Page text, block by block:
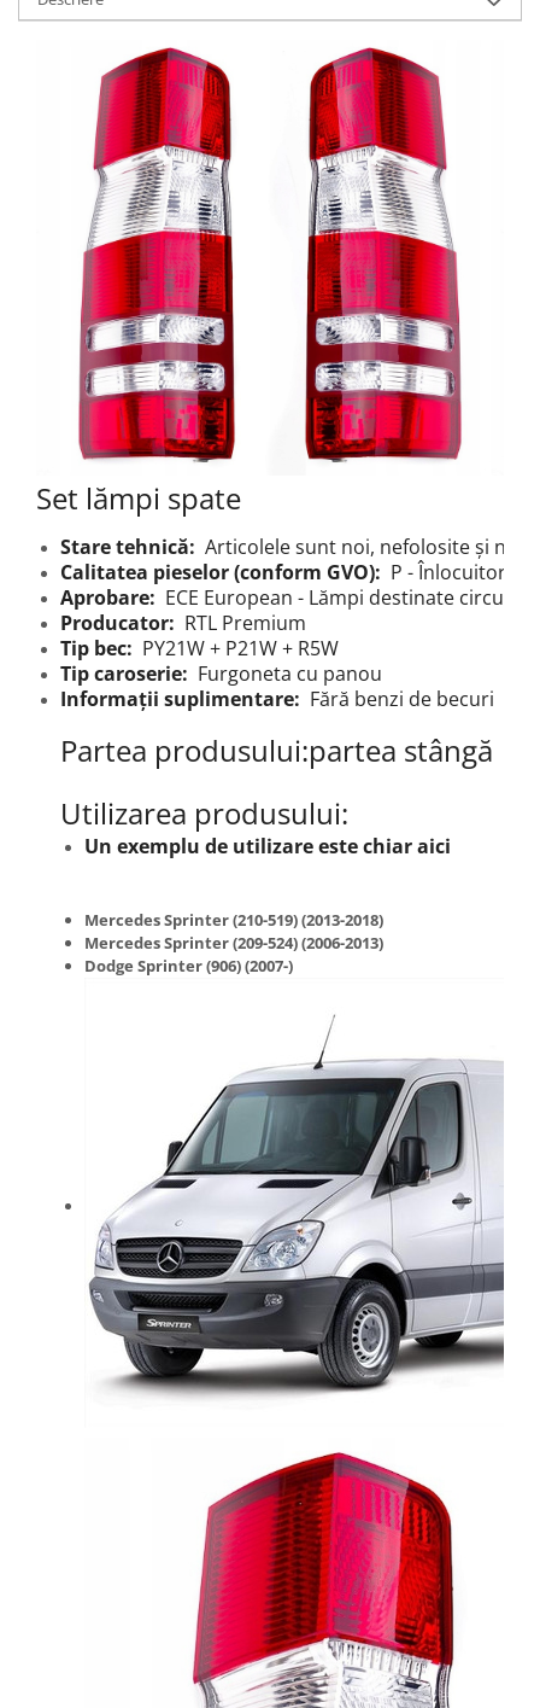
Set lămpi spate
Stare tehnică: Articolele sunt noi, nefolosite și
Calitatea pieselor (conform GVO): P - Înlocuitori
Aprobare: ECE European - Lămpi destinate
Producator: RTL Premium
Tip bec: PY21W + P21W + R5W
Tip caroserie: Furgoneta cu panou
Informații suplimentare: Fără benzi de becuri
Partea produsului:partea stângă
Utilizarea produsului:
Un exemplu de utilizare este chiar aici
Mercedes Sprinter (210-519) (2013-2018)
Mercedes Sprinter (209-524) (2006-2013)
Dodge Sprinter (906) (2007-)